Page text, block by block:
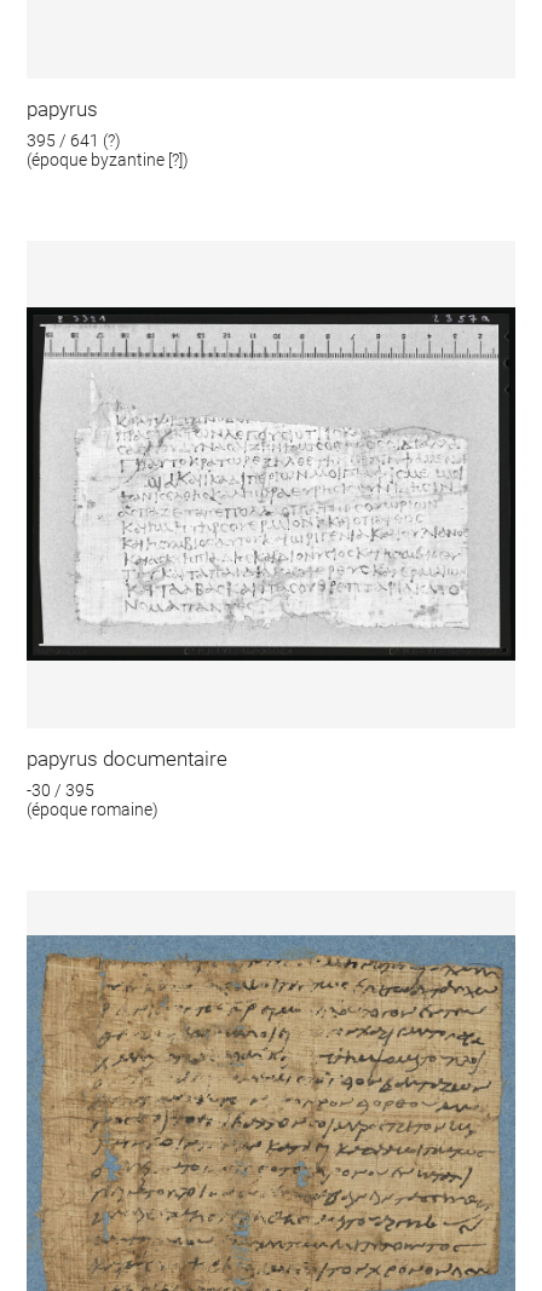
papyrus
395 / 641 (?)
(époque byzantine [?])
papyrus documentaire
-30 / 395
(époque romaine)